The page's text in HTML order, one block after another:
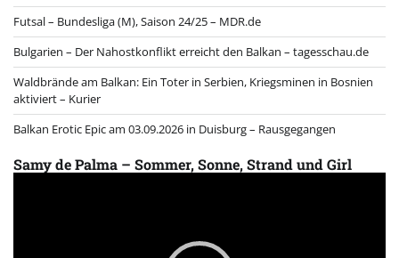
Futsal – Bundesliga (M), Saison 24/25 – MDR.de
Bulgarien – Der Nahostkonflikt erreicht den Balkan – tagesschau.de
Waldbrände am Balkan: Ein Toter in Serbien, Kriegsminen in Bosnien
aktiviert – Kurier
Balkan Erotic Epic am 03.09.2026 in Duisburg – Rausgegangen
Samy de Palma – Sommer, Sonne, Strand und Girl